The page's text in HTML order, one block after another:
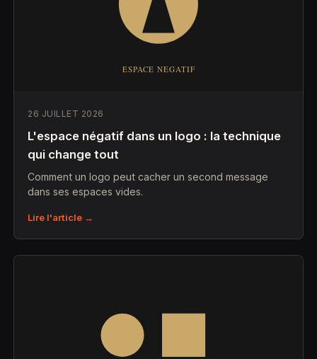
26 JUILLET 2026
L'espace négatif dans un logo : la technique
qui change tout
Comment un logo peut cacher un second message
dans ses espaces vides.
Lire l'article →